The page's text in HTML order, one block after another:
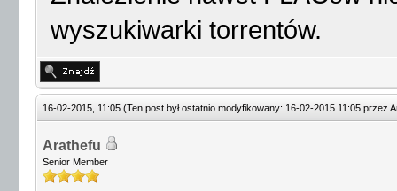
wyszukiwarki torrentów.
16-02-2015, 11:05 (Ten post był ostatnio modyfikowany: 16-02-2015 11:05 przez
Arathefu
Senior Member